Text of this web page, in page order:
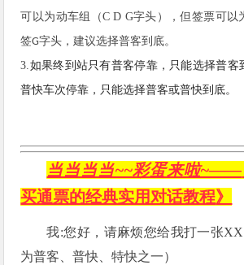
可以为动车组（C D G字头），但签票可以
签G字头，建议选择普客到底。
3.如果终到站只有普客停靠，只能选择普客
普快车次停靠，只能选择普客或普快到底。
当当当当~~彩蛋来啦~——
买通票的经典实用对话教程》
我:您好，请麻烦您给我打一张
为普客、普快、特快之一）